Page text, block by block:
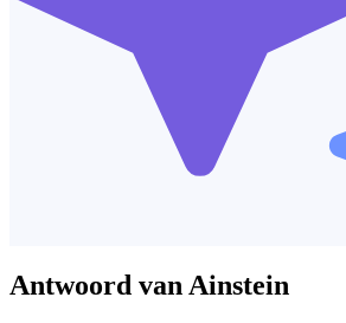
Antwoord van Ainstein